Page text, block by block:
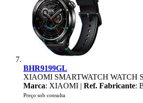
BHR9199GL
XIAOMI SMARTWATCH WATCH
Marca: XIAOMI | Ref. Fabricante:
Preço sob consulta